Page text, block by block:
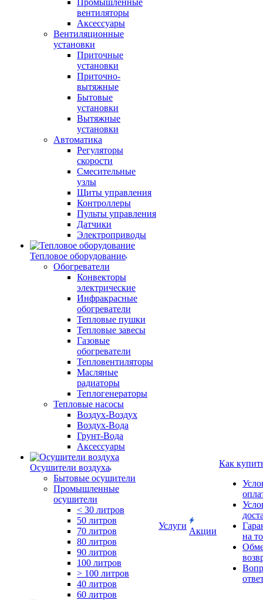
Промышленные
вентиляторы
Аксессуары
Вентиляционные
установки
Приточные
установки
Приточно-
вытяжные
Бытовые
установки
Вытяжные
установки
Автоматика
Регуляторы
скорости
Смесительные
узлы
Щиты управления
Контроллеры
Пульты управления
Датчики
Электроприводы
Тепловое оборудование
Обогреватели
Конвекторы
электрические
Инфракрасные
обогреватели
Тепловые пушки
Тепловые завесы
Газовые
обогреватели
Тепловентиляторы
Масляные
радиаторы
Теплогенераторы
Тепловые насосы
Воздух-Воздух
Воздух-Вода
Грунт-Вода
Аксессуары
Осушители воздуха
Бытовые осушители
Промышленные
осушители
< 30 литров
50 литров
70 литров
80 литров
90 литров
100 литров
> 100 литров
40 литров
60 литров
Услуги
Акции
Как
на